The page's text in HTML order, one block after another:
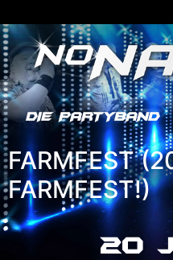
DIE PARTYBAND
FARMFEST
FARMFEST!)
20